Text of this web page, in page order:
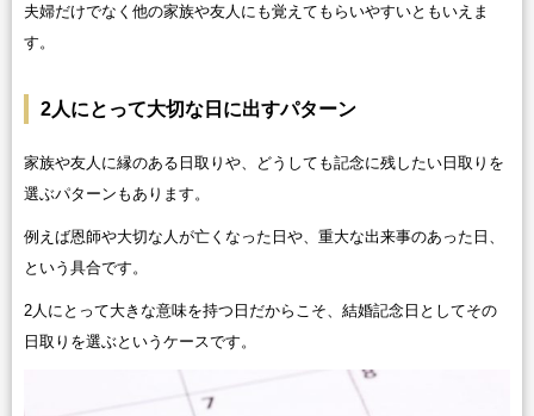
夫婦だけでなく他の家族や友人にも覚えてもらいやすいともいえま
す。
2人にとって大切な日に出すパターン
家族や友人に縁のある日取りや、どうしても記念に残したい日取りを
選ぶパターンもあります。
例えば恩師や大切な人が亡くなった日や、重大な出来事のあった日、
という具合です。
2人にとって大きな意味を持つ日だからこそ、結婚記念日としてその
日取りを選ぶというケースです。